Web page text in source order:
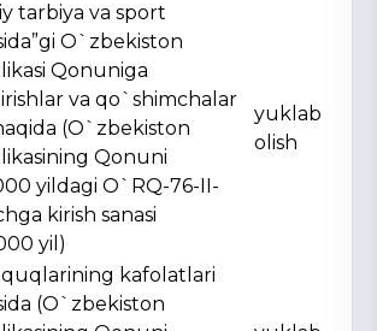
tarbiya va sport
O`zbekiston
Qonuniga
va qo`shimchalar
(O`zbekiston
Qonuni
yildagi O`RQ-76-II-
kirish sanasi
yil)
yuklab
olish
kafolatlari
(O`zbekiston